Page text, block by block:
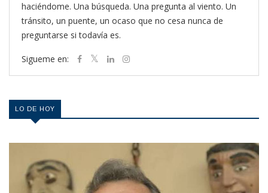
haciéndome. Una búsqueda. Una pregunta al viento. Un
tránsito, un puente, un ocaso que no cesa nunca de
preguntarse si todavía es.
Sigueme en:
LO DE HOY